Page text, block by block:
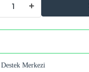
Destek Merkezi